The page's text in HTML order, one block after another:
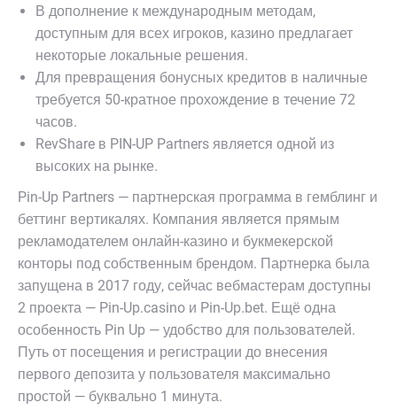
В дополнение к международным методам,
доступным для всех игроков, казино предлагает
некоторые локальные решения.
Для превращения бонусных кредитов в наличные
требуется 50-кратное прохождение в течение 72
часов.
RevShare в PIN-UP Partners является одной из
высоких на рынке.
Pin-Up Partners — партнерская программа в гемблинг и
беттинг вертикалях. Компания является прямым
рекламодателем онлайн-казино и букмекерской
конторы под собственным брендом. Партнерка была
запущена в 2017 году, сейчас вебмастерам доступны
2 проекта — Pin-Up.casino и Pin-Up.bet. Ещё одна
особенность Pin Up — удобство для пользователей.
Путь от посещения и регистрации до внесения
первого депозита у пользователя максимально
простой — буквально 1 минута.